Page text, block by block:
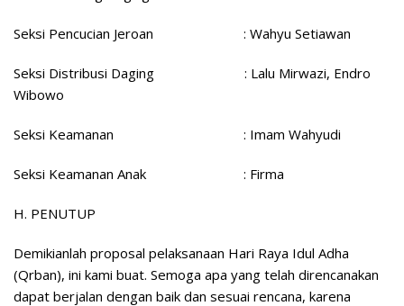
Seksi Pencucian Jeroan : Wahyu Setiawan
Seksi Distribusi Daging : Lalu Mirwazi, Endro
Wibowo
Seksi Keamanan : Imam Wahyudi
Seksi Keamanan Anak : Firma
H. PENUTUP
Demikianlah proposal pelaksanaan Hari Raya Idul Adha
(Qrban), ini kami buat. Semoga apa yang telah direncanakan
dapat berjalan dengan baik dan sesuai rencana, karena